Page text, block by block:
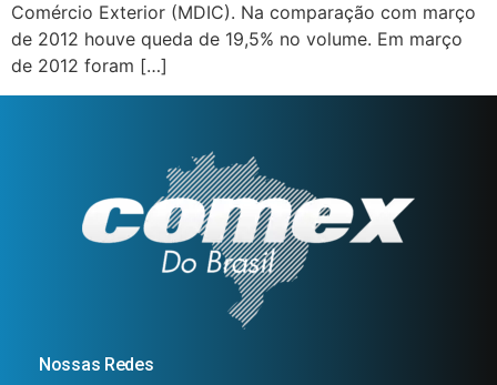
Comércio Exterior (MDIC). Na comparação com março
de 2012 houve queda de 19,5% no volume. Em março
de 2012 foram […]
Nossas Redes